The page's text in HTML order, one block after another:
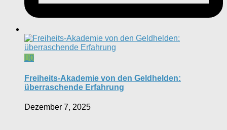
0
Freiheits-Akademie von den Geldhelden:
überraschende Erfahrung
Dezember 7, 2025